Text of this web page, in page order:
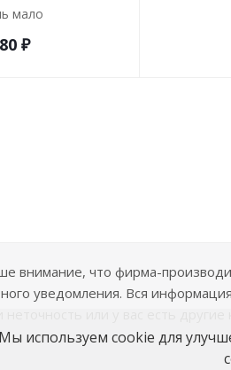
мало
₽
внимание, что фирма-
уведомления. Вся
или у вас есть
Мы используем cookie для